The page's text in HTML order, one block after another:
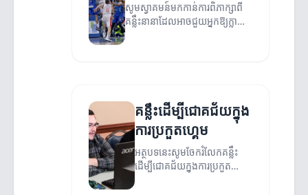
សូមស្វាគមន៍មកកាន់ការពិភាក្សាពី
គន្លឹះនានាដែលអាចជួយអ្នកឱ្យក្លាយ
ជានិកមហារសព្វថ្ងៃ។
គន្លឹះដើម្បីជោគជ័យក្នុង
ការប្រកួតហ្គេម
អត្ថបទនេះសូមចែករំលែកគន្លឹះ
ដើម្បីជោគជ័យក្នុងការប្រកួត